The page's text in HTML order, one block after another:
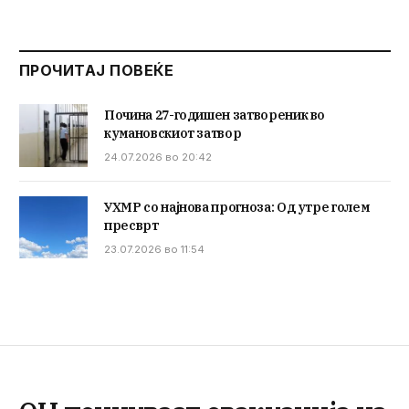
ПРОЧИТАЈ ПОВЕЌЕ
Почина 27-годишен затвореник во
кумановскиот затвор
24.07.2026 во 20:42
УХМР со најнова прогноза: Од утре голем
пресврт
23.07.2026 во 11:54